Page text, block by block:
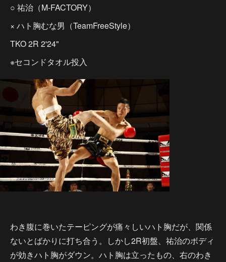
○ 祐治（M-FACTORY）
× ハト胸むな男（TeamFreeStyle）
TKO 2R 2'24"
※セコンドタオル投入
わき腹に巻いたテーピングが痛々しいハト胸だが、関係
ないとばかりに打ち合う。しかし2R初盤、祐治のボディ
が効きハト胸がダウン。ハト胸は立ったもの、右のわき